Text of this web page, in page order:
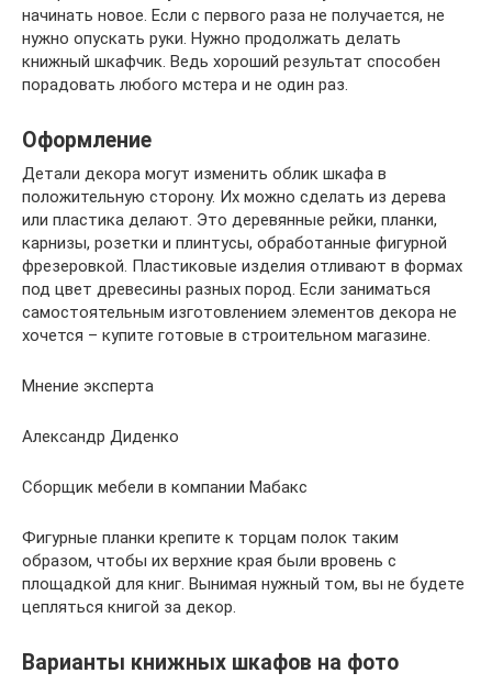
начинать новое. Если с первого раза не получается, не
нужно опускать руки. Нужно продолжать делать
книжный шкафчик. Ведь хороший результат способен
порадовать любого мстера и не один раз.
Оформление
Детали декора могут изменить облик шкафа в
положительную сторону. Их можно сделать из дерева
или пластика делают. Это деревянные рейки, планки,
карнизы, розетки и плинтусы, обработанные фигурной
фрезеровкой. Пластиковые изделия отливают в формах
под цвет древесины разных пород. Если заниматься
самостоятельным изготовлением элементов декора не
хочется – купите готовые в строительном магазине.
Мнение эксперта
Александр Диденко
Сборщик мебели в компании Мабакс
Фигурные планки крепите к торцам полок таким
образом, чтобы их верхние края были вровень с
площадкой для книг. Вынимая нужный том, вы не будете
цепляться книгой за декор.
Варианты книжных шкафов на фото